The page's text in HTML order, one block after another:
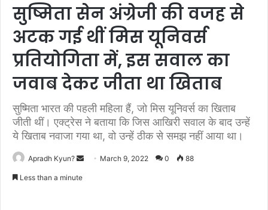
सुष्मिता सेन अंग्रेजी की वजह से
अटक गई थीं मिस यूनिवर्स
प्रतियोगिता में, इस सवाल का
जवाब देकर जीता था खिताब
सुष्मिता भारत की पहली महिला हैं, जो मिस यूनिवर्स का खिताब
जीती थीं। एक्ट्रेस ने बताया कि जिस आखिरी सवाल के बाद उन्हें
ये खिताब नवाजा गया था, वो उन्हें ठीक से समझ नहीं आया था।
Apradh Kyun? March 9, 2022 0 88
Less than a minute